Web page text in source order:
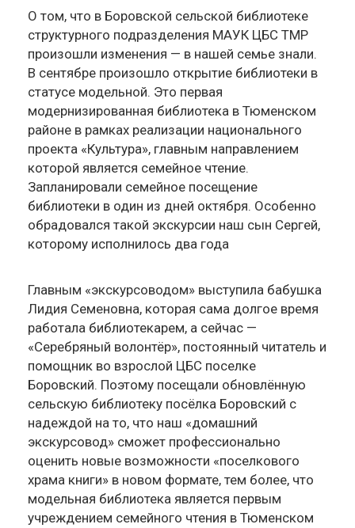
О том, что в Боровской сельской библиотеке
структурного подразделения МАУК ЦБС ТМР
произошли изменения — в нашей семье знали.
В сентябре произошло открытие библиотеки в
статусе модельной. Это первая
модернизированная библиотека в Тюменском
районе в рамках реализации национального
проекта «Культура», главным направлением
которой является семейное чтение.
Запланировали семейное посещение
библиотеки в один из дней октября. Особенно
обрадовался такой экскурсии наш сын Сергей,
которому исполнилось два года
Главным «экскурсоводом» выступила бабушка
Лидия Семеновна, которая сама долгое время
работала библиотекарем, а сейчас —
«Серебряный волонтёр», постоянный читатель и
помощник во взрослой ЦБС поселке
Боровский. Поэтому посещали обновлённую
сельскую библиотеку посёлка Боровский с
надеждой на то, что наш «домашний
экскурсовод» сможет профессионально
оценить новые возможности «поселкового
храма книги» в новом формате, тем более, что
модельная библиотека является первым
учреждением семейного чтения в Тюменском